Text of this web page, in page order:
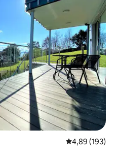
Calificación
4,89 (193)